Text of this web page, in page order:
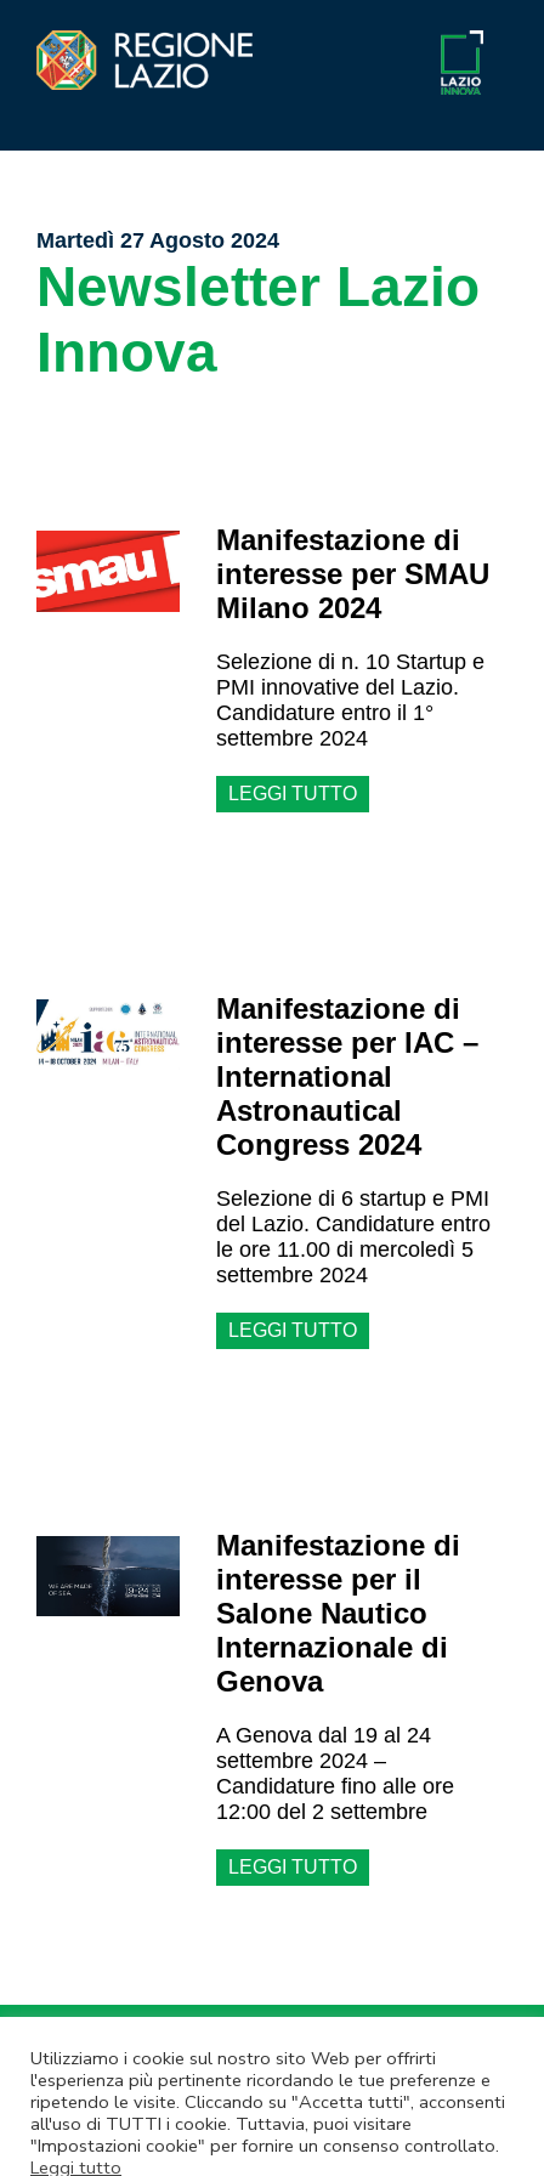
Utilizziamo i cookie sul nostro sito Web per offrirti
l'esperienza più pertinente ricordando le tue preferenze e
ripetendo le visite. Cliccando su "Accetta tutti", acconsenti
all'uso di TUTTI i cookie. Tuttavia, puoi visitare
"Impostazioni cookie" per fornire un consenso controllato.
Leggi tutto
Martedì 27 Agosto 2024
Newsletter Lazio
Innova
Manifestazione di
interesse per SMAU
Milano 2024
Selezione di n. 10 Startup e
PMI innovative del Lazio.
Candidature entro il 1°
settembre 2024
LEGGI TUTTO
Manifestazione di
interesse per IAC –
International
Astronautical
Congress 2024
Selezione di 6 startup e PMI
del Lazio. Candidature entro
le ore 11.00 di mercoledì 5
settembre 2024
LEGGI TUTTO
Manifestazione di
interesse per il
Salone Nautico
Internazionale di
Genova
A Genova dal 19 al 24
settembre 2024 –
Candidature fino alle ore
12:00 del 2 settembre
LEGGI TUTTO
Annulla Iscrizione |Privacy Policy
Non rispondere a questa email.Contatta Lazio Innova
© Lazio Innova SpA – Via dell’Amba Aradam, 9 – 00184 Roma – Tel.
06.60.51.60 – P.IVA 05950941004